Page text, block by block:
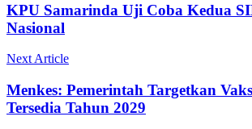
KPU Samarinda Uji Coba Kedua
Nasional
Next Article
Menkes: Pemerintah Targetkan
Tersedia Tahun 2029